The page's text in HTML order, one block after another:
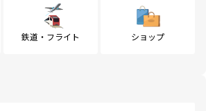
鉄道・フライト ショップ